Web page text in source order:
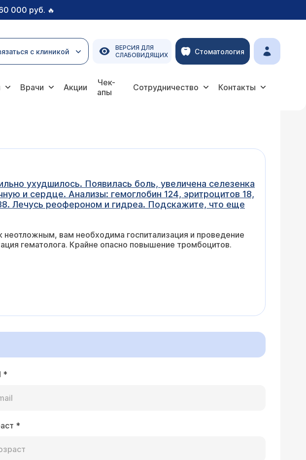
000 руб. 🔥
с клиникой
ВЕРСИЯ ДЛЯ
СЛАБОВИДЯЩИХ
Стоматология
Врачи Акции
Чек-
апы
Сотрудничество Контакты
ухудшилось. Появилась боль, увеличена селезенка
и сердце. Анализы: гемоглобин 124, эритроцитов 18,
Лечусь реофероном и гидреа. Подскажите, что еще
неотложным, вам необходима госпитализация и проведение
гематолога. Крайне опасно повышение тромбоцитов.
*
*